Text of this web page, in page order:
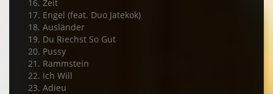
16. Zeit
17. Engel (feat. Duo Jatekok)
18. Ausländer
19. Du Riechst So Gut
20. Pussy
21. Rammstein
22. Ich Will
23. Adieu